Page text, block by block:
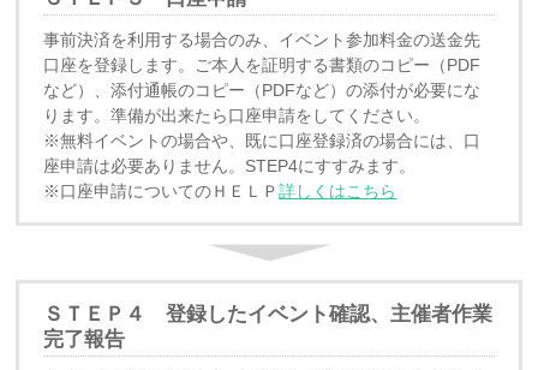
事前決済を利用する場合のみ、イベント参加料金の送金先
口座を登録します。ご本人を証明する書類のコピー（PDF
など）、添付通帳のコピー（PDFなど）の添付が必要にな
ります。準備が出来たら口座申請をしてください。
※無料イベントの場合や、既に口座登録済の場合には、口
座申請は必要ありません。STEP4にすすみます。
※口座申請についてのＨＥＬＰ詳しくはこちら
ＳＴＥＰ４ 登録したイベント確認、主催者作業
完了報告